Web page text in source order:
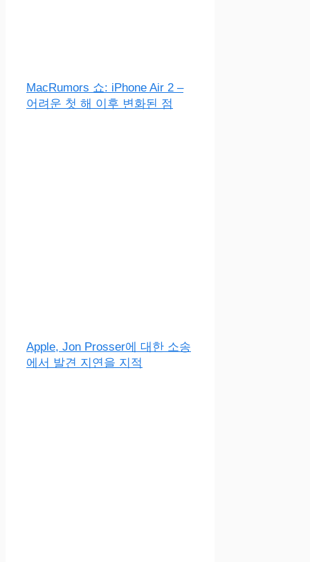
MacRumors 쇼: iPhone Air 2 –
어려운 첫 해 이후 변화된 점
Apple, Jon Prosser에 대한 소송
에서 발견 지연을 지적